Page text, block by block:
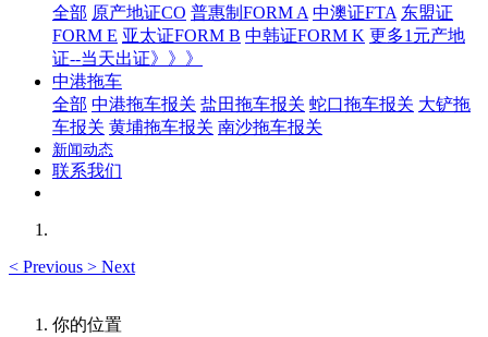
全部 原产地证CO 普惠制FORM A 中澳证FTA 东盟证
FORM E 亚太证FORM B 中韩证FORM K 更多1元产地
证--当天出证》》》
中港拖车
全部 中港拖车报关 盐田拖车报关 蛇口拖车报关 大铲拖
车报关 黄埔拖车报关 南沙拖车报关
新闻动态
联系我们
< Previous > Next
你的位置